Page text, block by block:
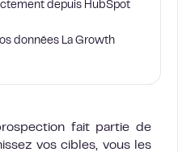
depuis HubSpot
données La Growth
fait partie de
vos cibles, vous les